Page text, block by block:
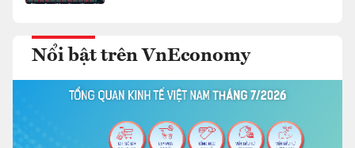
Nổi bật trên VnEconomy